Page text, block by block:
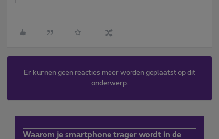
Er kunnen geen reacties meer worden geplaatst op dit
onderwerp.
Waarom je smartphone trager wordt in de